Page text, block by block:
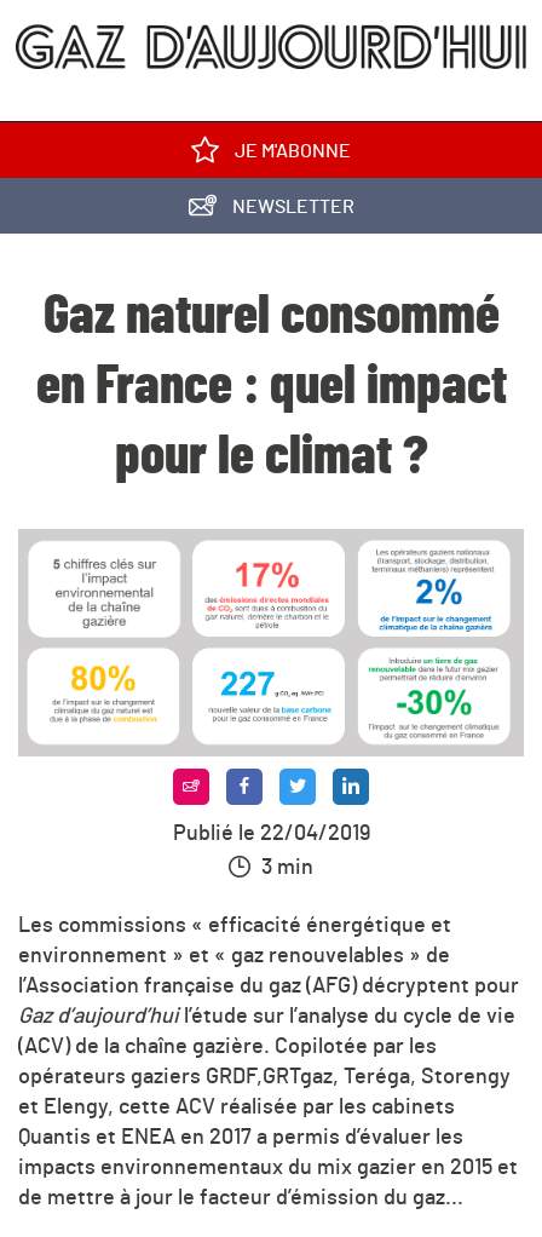
JE M'ABONNE
NEWSLETTER
Gaz naturel consommé
en France : quel impact
pour le climat ?
Publié le 22/04/2019
3 min
Les commissions « efficacité énergétique et
environnement » et « gaz renouvelables » de
l’Association française du gaz (AFG) décryptent pour
Gaz d’aujourd’huil’étude sur l’analyse du cycle de vie
(ACV) de la chaîne gazière. Copilotée par les
opérateurs gaziers GRDF,GRTgaz, Teréga, Storengy
et Elengy, cette ACV réalisée par les cabinets
Quantis et ENEA en 2017 a permis d’évaluer les
impacts environnementaux du mix gazier en 2015 et
de mettre à jour le facteur d’émission du gaz...